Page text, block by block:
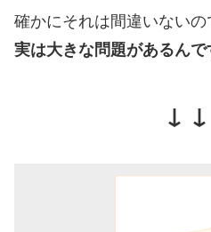
確かにそれは間違いないの
実は大きな問題があるんで
↓